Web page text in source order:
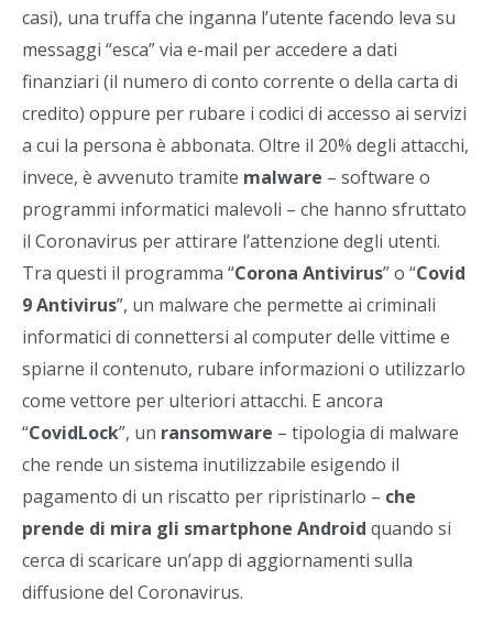
casi), una truffa che inganna l’utente facendo leva su
messaggi “esca” via e-mail per accedere a dati
finanziari (il numero di conto corrente o della carta di
credito) oppure per rubare i codici di accesso ai servizi
a cui la persona è abbonata. Oltre il 20% degli attacchi,
invece, è avvenuto tramite malware – software o
programmi informatici malevoli – che hanno sfruttato
il Coronavirus per attirare l’attenzione degli utenti.
Tra questi il programma “Corona Antivirus” o “Covid
9 Antivirus”, un malware che permette ai criminali
informatici di connettersi al computer delle vittime e
spiarne il contenuto, rubare informazioni o utilizzarlo
come vettore per ulteriori attacchi. E ancora
“CovidLock”, un ransomware – tipologia di malware
che rende un sistema inutilizzabile esigendo il
pagamento di un riscatto per ripristinarlo – che
prende di mira gli smartphone Android quando si
cerca di scaricare un’app di aggiornamenti sulla
diffusione del Coronavirus.